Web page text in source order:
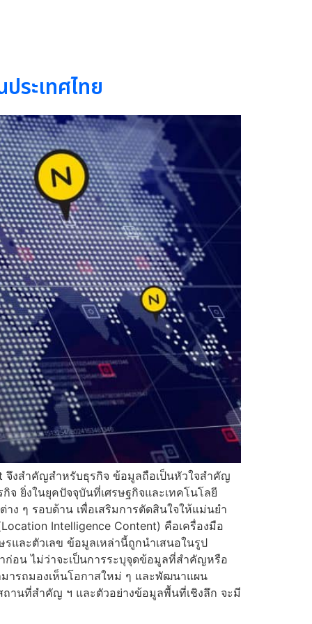
ระเทศไทย
จึงสำคัญสำหรับธุรกิจ ข้อมูลถือเป็นหัวใจสำคัญ
ยิ่งในยุคปัจจุบันที่เศรษฐกิจและเทคโนโลยี
ง ๆ รอบด้าน เพื่อเสริมการตัดสินใจให้แม่นยำ
Intelligence Content) คือเครื่องมือ
และตัวเลข ข้อมูลเหล่านี้ถูกนำเสนอในรูป
ก่อน ไม่ว่าจะเป็นการระบุจุดข้อมูลที่สำคัญหรือ
ารถมองเห็นโอกาสใหม่ ๆ และพัฒนาแผน
านที่สำคัญ ฯ และตัวอย่างข้อมูลพื้นที่เชิงลึก จะมี